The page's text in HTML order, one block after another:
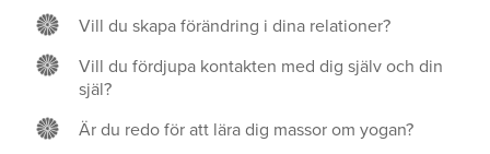
Vill du skapa förändring i dina relationer?
Vill du fördjupa kontakten med dig själv och din
själ?
Är du redo för att lära dig massor om yogan?